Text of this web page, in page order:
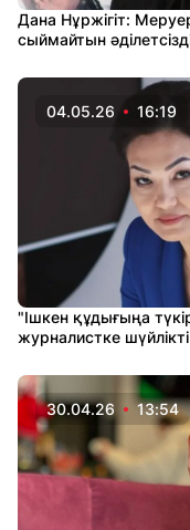
Дана Нұржігіт:
сыймайтын
04.05.26 16:19
"Ішкен құдығыңа
журналистке шүйлікті
30.04.26 13:54